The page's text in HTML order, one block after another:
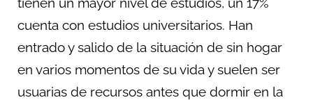
cuenta con estudios universitarios. Han
entrado y salido de la situación de sin hogar
en varios momentos de su vida y suelen ser
usuarias de recursos antes que dormir en la